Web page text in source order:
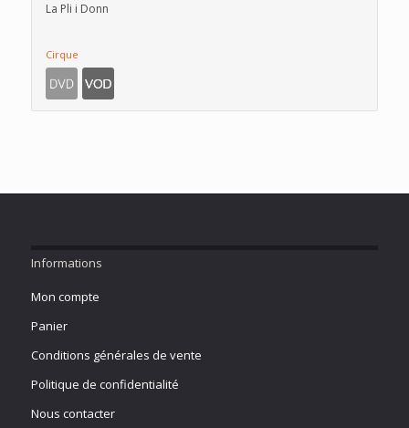
La Pli i Donn
Cirque
Informations
Mon compte
Panier
Conditions générales de vente
Politique de confidentialité
Nous contacter